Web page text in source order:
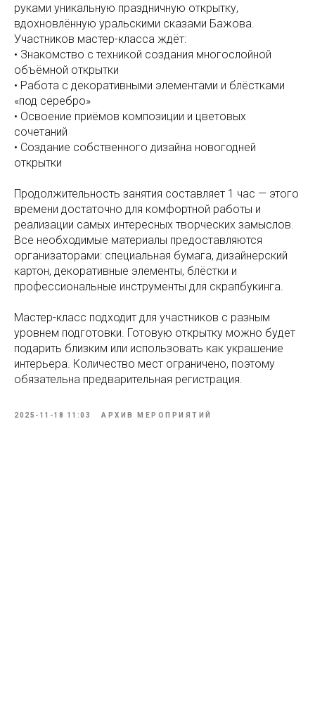
руками уникальную праздничную открытку,
вдохновлённую уральскими сказами Бажова.
Участников мастер-класса ждёт:
• Знакомство с техникой создания многослойной
объёмной открытки
• Работа с декоративными элементами и блёстками
«под серебро»
• Освоение приёмов композиции и цветовых
сочетаний
• Создание собственного дизайна новогодней
открытки
Продолжительность занятия составляет 1 час — этого
времени достаточно для комфортной работы и
реализации самых интересных творческих замыслов.
Все необходимые материалы предоставляются
организаторами: специальная бумага, дизайнерский
картон, декоративные элементы, блёстки и
профессиональные инструменты для скрапбукинга.
Мастер-класс подходит для участников с разным
уровнем подготовки. Готовую открытку можно будет
подарить близким или использовать как украшение
интерьера. Количество мест ограничено, поэтому
обязательна предварительная регистрация.
2025-11-18 11:03 АРХИВ МЕРОПРИЯТИЙ